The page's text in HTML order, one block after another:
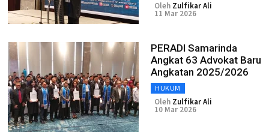
Oleh Zulfikar Ali
11 Mar 2026
PERADI Samarinda
Angkat 63 Advokat Baru
Angkatan 2025/2026
HUKUM
Oleh Zulfikar Ali
10 Mar 2026